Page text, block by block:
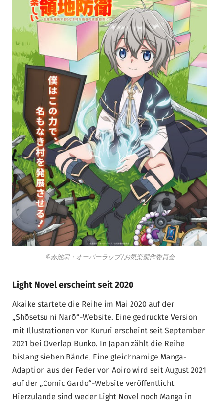
©赤池宗・オーバーラップ/お気楽製作委員会
Light Novel erscheint seit 2020
Akaike startete die Reihe im Mai 2020 auf der
„Shōsetsu ni Narō“-Website. Eine gedruckte Version
mit Illustrationen von Kururi erscheint seit September
2021 bei Overlap Bunko. In Japan zählt die Reihe
bislang sieben Bände. Eine gleichnamige Manga-
Adaption aus der Feder von Aoiro wird seit August 2021
auf der „Comic Gardo“-Website veröffentlicht.
Hierzulande sind weder Light Novel noch Manga in